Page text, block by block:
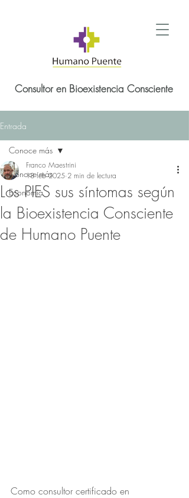
Consultor en Bioexistencia Consciente
Entrada
Conoce más
Economía
Conoce más
Los PIES sus síntomas según
la Bioexistencia Consciente
de Humano Puente
Franco Maestrini
18 feb 2025 2 min de lectura
Como consultor certificado en